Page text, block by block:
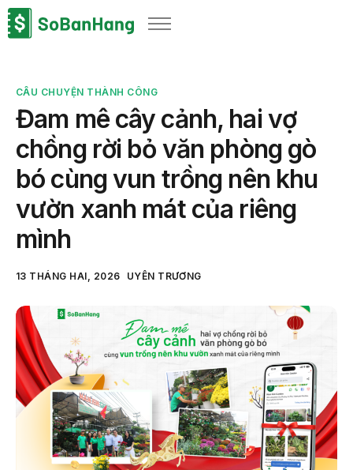
Sản phẩm
Bảng giá
Blog
Thông tin thuế
Về chúng tôi
CÂU CHUYỆN THÀNH CÔNG
Đam mê cây cảnh, hai vợ
chồng rời bỏ văn phòng gò
bó cùng vun trồng nên khu
vườn xanh mát của riêng
mình
13 THÁNG HAI, 2026 UYÊN TRƯƠNG